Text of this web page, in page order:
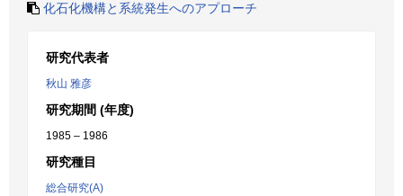
化石化機構と系統発生へのアプローチ
研究代表者
秋山 雅彦
研究期間 (年度)
1985 – 1986
研究種目
総合研究(A)